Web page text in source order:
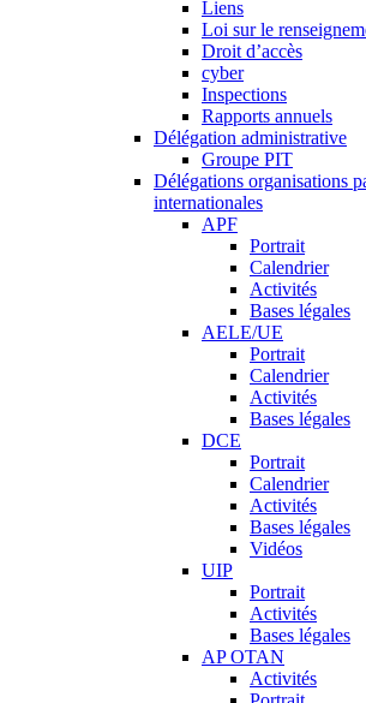
Liens
Loi sur le
Droit d’accès
cyber
Inspections
Rapports annuels
Délégation administrative
Groupe PIT
Délégations organisations
internationales
APF
Portrait
Calendrier
Activités
Bases légales
AELE/UE
Portrait
Calendrier
Activités
Bases légales
DCE
Portrait
Calendrier
Activités
Bases légales
Vidéos
UIP
Portrait
Activités
Bases légales
AP OTAN
Activités